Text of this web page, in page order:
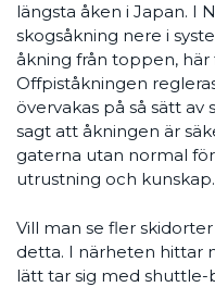
längsta åken i Japan. I
skogsåkning nere i
åkning från toppen, här
Offpiståkningen
övervakas på så sätt
sagt att åkningen är
gaterna utan normal
utrustning och kunskap.
Vill man se fler
detta. I närheten hittar
lätt tar sig med